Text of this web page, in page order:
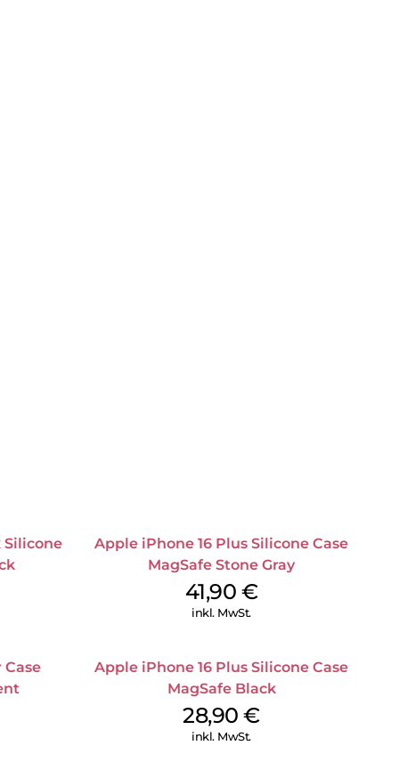
Silicone
Apple iPhone 16 Plus Silicone Case
MagSafe Stone Gray
41,90 €
inkl. MwSt.
Case
Apple iPhone 16 Plus Silicone Case
MagSafe Black
28,90€
inkl. MwSt.